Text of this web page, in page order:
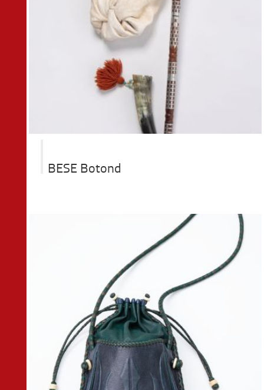
BESE Botond